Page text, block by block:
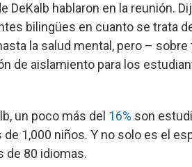
DeKalb hablaron en la reunión.
bilingües en cuanto se trata
la salud mental, pero – sobre
de aislamiento para los
un poco más del 16% son
1,000 niños. Y no solo es el
de 80 idiomas.